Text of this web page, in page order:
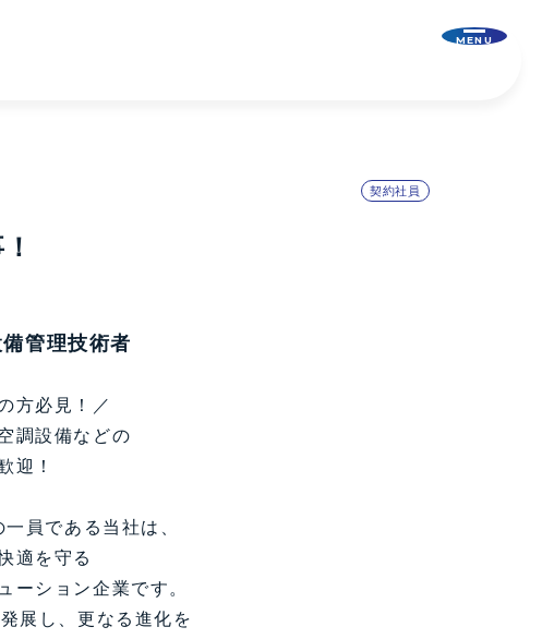
MENU
契約社員
管理技術者
方必見！／
調設備などの
迎！
員である当社は、
適を守る
ーション企業です。
展し、更なる進化を